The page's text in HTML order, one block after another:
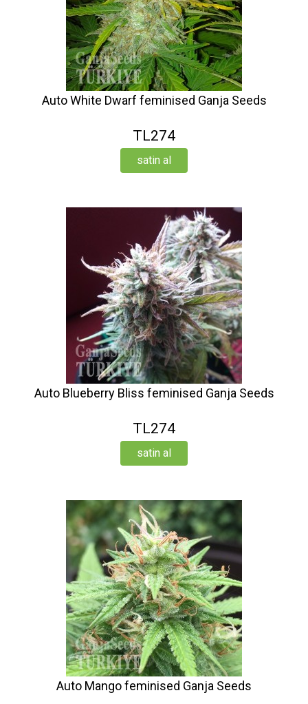
Auto White Dwarf feminised Ganja Seeds
TL274
satin al
Auto Blueberry Bliss feminised Ganja Seeds
TL274
satin al
Auto Mango feminised Ganja Seeds